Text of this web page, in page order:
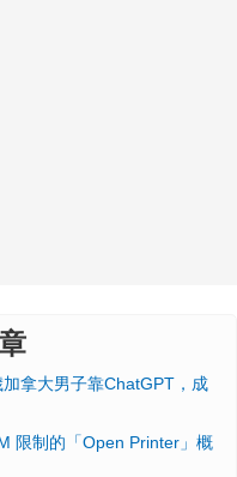
拿大男子靠ChatGPT，成
限制的「Open Printer」概